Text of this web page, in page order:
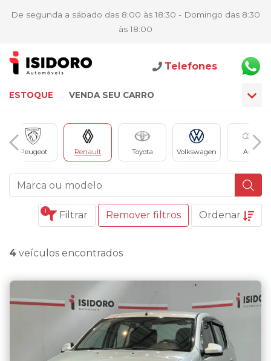
De segunda a sábado das 8:00 às 18:30 - Domingo das 8:30
às 18:00
ESTOQUE VENDA SEU CARRO
Telefones
Peugeot Renault Toyota Volkswagen Audi
Filtrar
1 Remover filtros Ordenar
4 veículos encontrados